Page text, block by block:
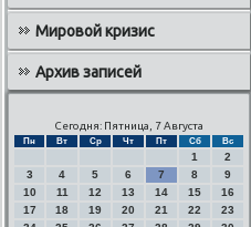
Мировой кризис
Архив записей
Сегодня: Пятница, 7 Августа
Пн Вт Ср Чт Пт Сб Вс
1
2
3
4 5 6 7 8
9
10
11 12 13 14 15
16
17
18 19 20 21 22
23